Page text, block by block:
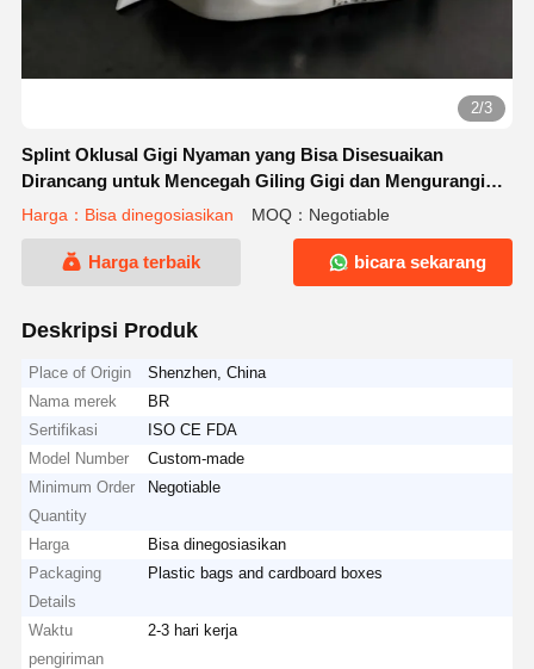
2/3
Splint Oklusal Gigi Nyaman yang Bisa Disesuaikan
Dirancang untuk Mencegah Giling Gigi dan Mengurangi
Tekanan Otot Rahang
Harga：Bisa dinegosiasikan MOQ：Negotiable
Harga terbaik bicara sekarang
Deskripsi Produk
Place of Origin
Shenzhen, China
Nama merek
BR
Sertifikasi
ISO CE FDA
Model Number
Custom-made
Minimum Order
Quantity
Negotiable
Harga
Bisa dinegosiasikan
Packaging
Details
Plastic bags and cardboard boxes
Waktu
pengiriman
2-3 hari kerja